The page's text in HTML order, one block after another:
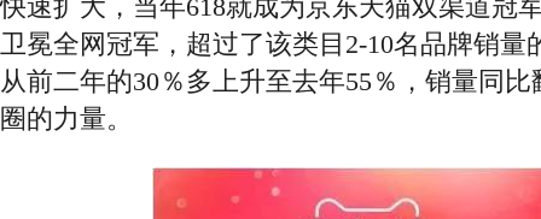
快速扩大，当年618就成为京东天猫双渠道冠
卫冕全网冠军，超过了该类目2-10名品牌销量
从前二年的30％多上升至去年55％，销量同
圈的力量。